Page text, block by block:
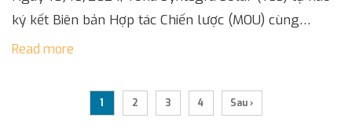
ký kết Biên bản Hợp tác Chiến lược (MOU) cùng
Central Retail Vietnam nhằm hiện thực hóa tầm nhìn
Read more
1 2 3 4 Sau ›